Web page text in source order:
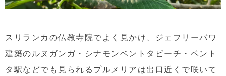
スリランカの仏教寺院でよく見かけ、ジェフリーバワ
建築のルヌガンガ・シナモンベントタビーチ・ベント
タ駅などでも見られるプルメリアは出口近くで咲いて